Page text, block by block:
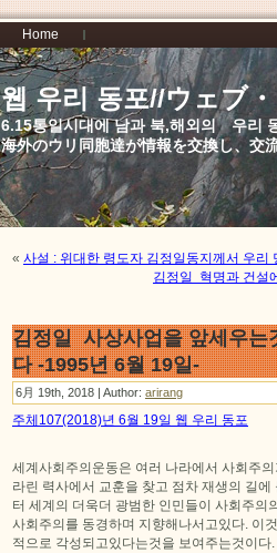
Home
웹 우리 동포//ウェブ
6.15통일시대에 남과 북,해외의 우리
海外のウリ同胞達が情報を交換し、交
« 사설 : 위대한 령도자 김정일동지께서 우
김정일 혁명과 건설
김정일 사상사업을 앞세우는
다 -1995년 6월 19일-
6月 19th, 2018 | Author: arirang
주체107(2018)년 6월 19일 웹 우리 동포
세계사회주의운동은 여러 나라에서 사회주
라린 력사에서 교훈을 찾고 점차 재생의 길
터 세계의 더욱더 광범한 인민들이 사회주의
사회주의를 동경하며 지향해나서고있다. 이
적으로 각성되고있다는것을 보여주는것이다.